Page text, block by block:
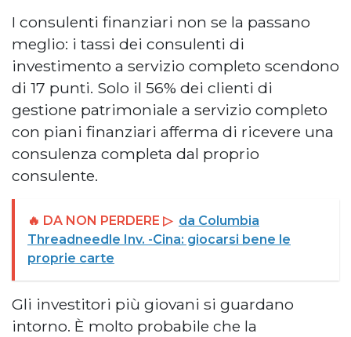
I consulenti finanziari non se la passano
meglio: i tassi dei consulenti di
investimento a servizio completo scendono
di 17 punti. Solo il 56% dei clienti di
gestione patrimoniale a servizio completo
con piani finanziari afferma di ricevere una
consulenza completa dal proprio
consulente.
🔥 DA NON PERDERE ▷ da Columbia
Threadneedle Inv. -Cina: giocarsi bene le
proprie carte
Gli investitori più giovani si guardano
intorno. È molto probabile che la